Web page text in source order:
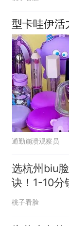
型卡哇伊活
通勤崩溃观察员
选杭州biu
诀！1-10分
桃子看脸